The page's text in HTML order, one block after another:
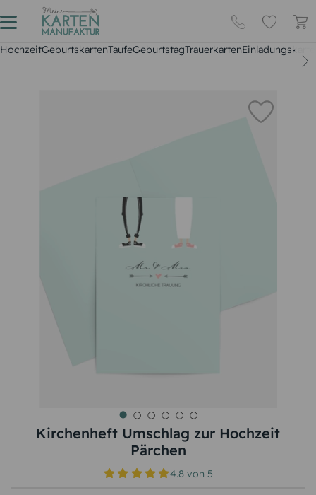
HochzeitGeburtskartenTaufeGeburtstagTrauerkarten
Kirchenheft Umschlag zur Hochzeit
Pärchen
4.8 von5